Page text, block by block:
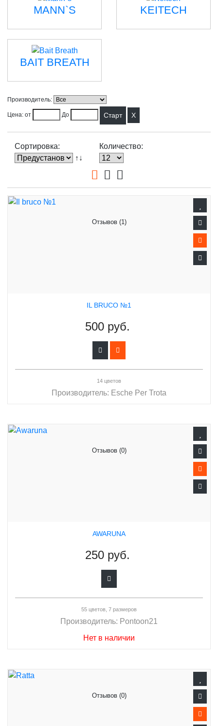
MANN`S KEITECH
BAIT BREATH
Производитель:
Цена: от До X
Сортировка:
↑↓
Количество:
Отзывов (1)
IL BRUCO №1
500 руб.
14 цветов
Производитель: Esche Per Trota
Отзывов (0)
AWARUNA
250 руб.
55 цветов, 7 размеров
Производитель: Pontoon21
Нет в наличии
Отзывов (0)